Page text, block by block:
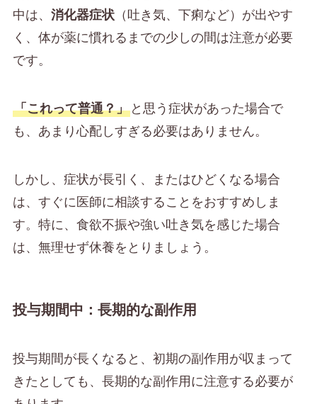
中は、 消化器症状（吐き気、下痢など）が出やす
く、体が薬に慣れるまでの少しの間は注意が必要
です。
「これって普通？」と思う症状があった場合で
も、あまり心配しすぎる必要はありません。
しかし、症状が長引く、またはひどくなる場合
は、すぐに医師に相談することをおすすめしま
す。特に、食欲不振や強い吐き気を感じた場合
は、無理せず休養をとりましょう。
投与期間中：長期的な副作用
投与期間が長くなると、初期の副作用が収まって
きたとしても、長期的な副作用に注意する必要が